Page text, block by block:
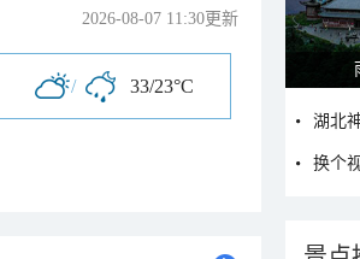
2026-08-07 11:30更新
/ 33/23°C
湖北
换个